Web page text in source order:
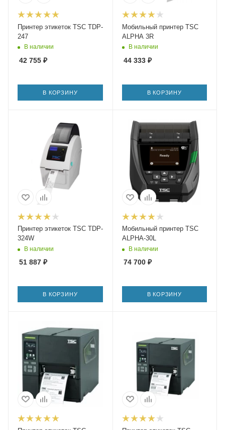
Принтер этикеток TSC TDP-
247
В наличии
42 755 ₽
В КОРЗИНУ
Мобильный принтер TSC
ALPHA 3R
В наличии
44 333₽
В КОРЗИНУ
Принтер этикеток TSC TDP-
324W
В наличии
51 887 ₽
В КОРЗИНУ
Мобильный принтер TSC
ALPHA-30L
В наличии
74 700₽
В КОРЗИНУ